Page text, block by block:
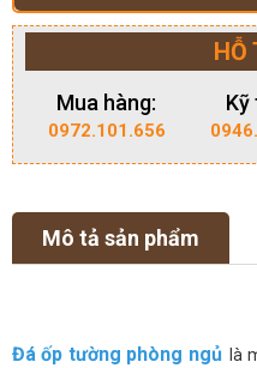
HỖ
Mua hàng:
0972.101.656
Kỹ
Mô tả sản phẩm
Đá ốp tường phòng ngủlà